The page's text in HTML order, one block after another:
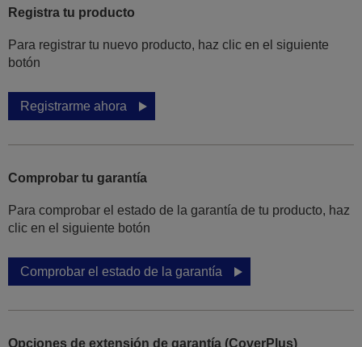
Registra tu producto
Para registrar tu nuevo producto, haz clic en el siguiente
botón
Registrarme ahora
Comprobar tu garantía
Para comprobar el estado de la garantía de tu producto, haz
clic en el siguiente botón
Comprobar el estado de la garantía
Opciones de extensión de garantía (CoverPlus)